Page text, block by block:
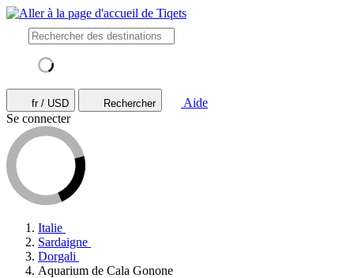
fr / USD Rechercher
Aide
Se connecter
Italie
Sardaigne
Dorgali
Aquarium de Cala Gonone